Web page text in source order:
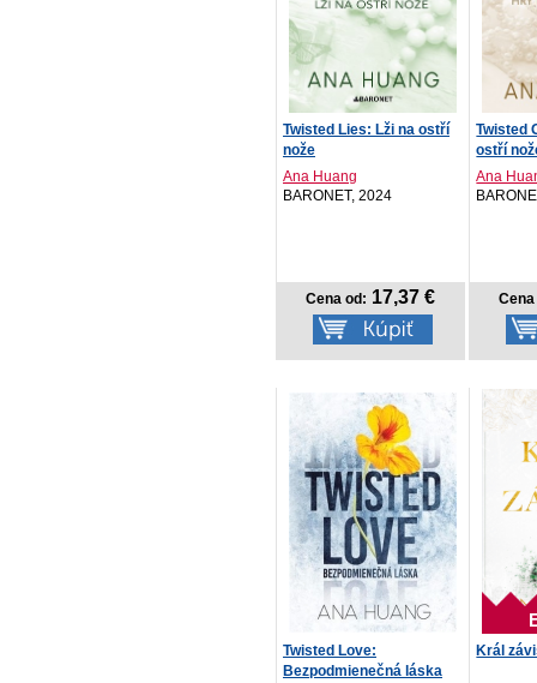
Twisted Lies: Lži na ostří
nože
Ana Huang
BARONET, 2024
Cena od: 17,37 €
Twisted
ostří
Ana
Twisted Love:
Bezpodmienečná láska
Král